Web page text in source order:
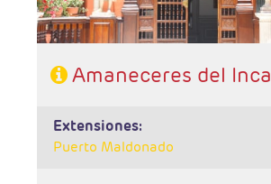
Amaneceres del Inca
extensiones:
Puerto Maldonado